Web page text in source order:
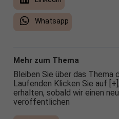
Whatsapp
Mehr zum Thema
Bleiben Sie über das Thema
Laufenden Klicken Sie auf
erhalten, sobald wir einen
veröffentlichen